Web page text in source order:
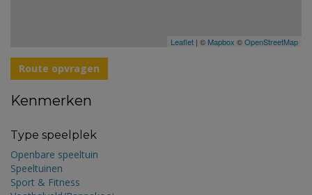
Leaflet | © Mapbox ©OpenStreetMap
Route opvragen
Kenmerken
Type speelplek
Openbare speeltuin
Speeltuinen
Sport & Fitness